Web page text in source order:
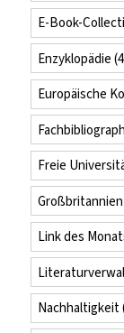
E-Book-
Enzyklopädie
Europäische
Freie
Großbritannien
Link des
Nachhaltigkeit